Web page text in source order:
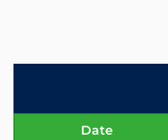
Date